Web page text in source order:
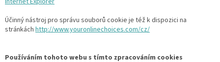
Účinný nástroj pro správu souborů cookie je též k dispozici na
stránkách http://www.youronlinechoices.com/cz/
Používáním tohoto webu s tímto zpracováním cookies